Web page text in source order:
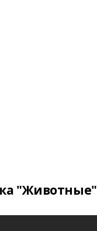
"Животные"